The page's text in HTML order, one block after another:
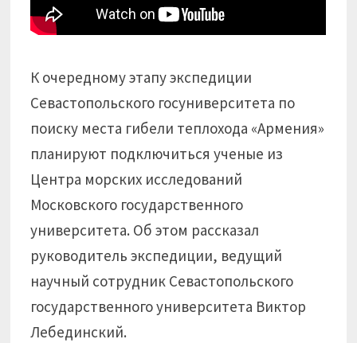
К очередному этапу экспедиции
Севастопольского госуниверситета по
поиску места гибели теплохода «Армения»
планируют подключиться ученые из
Центра морских исследований
Московского государственного
университета. Об этом рассказал
руководитель экспедиции, ведущий
научный сотрудник Севастопольского
государственного университета Виктор
Лебединский.